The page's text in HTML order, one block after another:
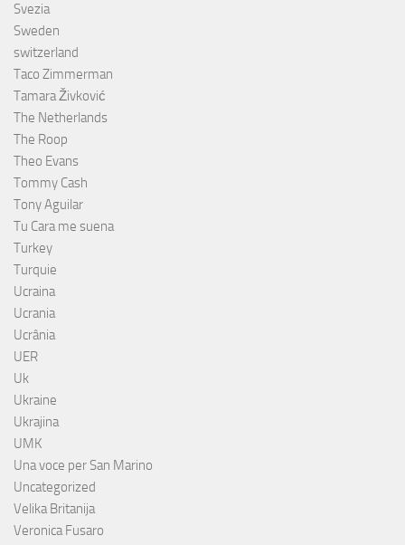
Svezia
Sweden
switzerland
Taco Zimmerman
Tamara Živković
The Netherlands
The Roop
Theo Evans
Tommy Cash
Tony Aguilar
Tu Cara me suena
Turkey
Turquie
Ucraina
Ucrania
Ucrânia
UER
Uk
Ukraine
Ukrajina
UMK
Una voce per San Marino
Uncategorized
Velika Britanija
Veronica Fusaro